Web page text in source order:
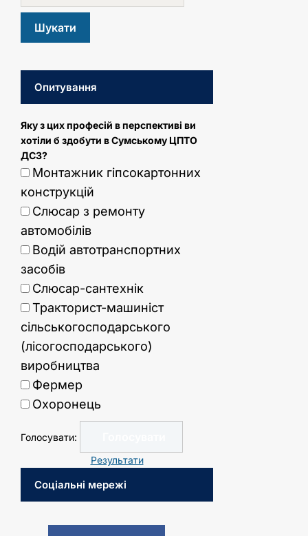
Опитування
Яку з цих професій в перспективі ви
хотіли б здобути в Сумському ЦПТО
ДСЗ?
Монтажник гіпсокартонних
конструкцій
Слюсар з ремонту
автомобілів
Водій автотранспортних
засобів
Слюсар-сантехнік
Тракторист-машиніст
сільськогосподарського
(лісогосподарського)
виробництва
Фермер
Охоронець
Голосувати:
Результати
Соціальні мережі